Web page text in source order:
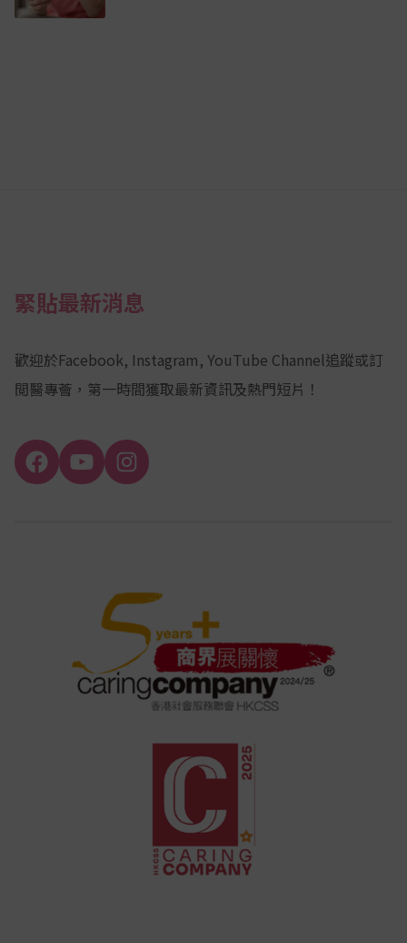
緊貼最新消息
歡迎於Facebook, Instagram, YouTube Channel追蹤或訂
閲醫專薈，第一時間獲取最新資訊及熱門短片！
Facebook
YouTube
Channel
Instagram